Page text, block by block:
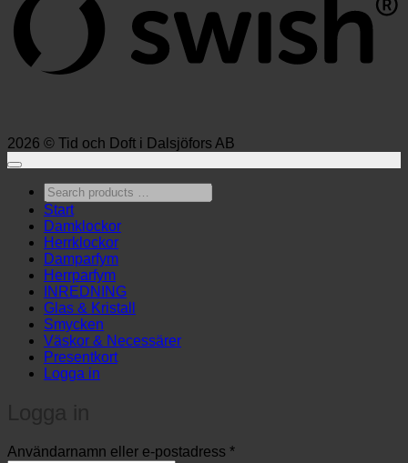
2026 © Tid och Doft i Dalsjöfors AB
Search
products
…
Start
Damklockor
Herrklockor
Damparfym
Herrparfym
INREDNING
Glas & Kristall
Smycken
Väskor & Necessärer
Presentkort
Logga in
Användarnamn eller e-postadress *Obligatoriskt